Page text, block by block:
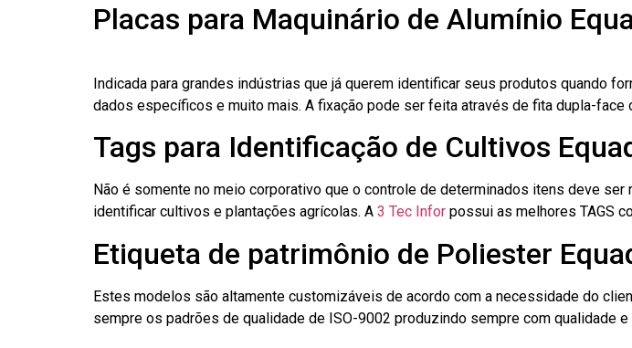
Placas para Maquinário de Alumínio
Indicada para grandes indústrias que já querem identificar seus produtos quando
dados específicos e muito mais. A fixação pode ser feita através de fita dupla-face
Tags para Identificação de Cultivos
Não é somente no meio corporativo que o controle de determinados itens deve
identificar cultivos e plantações agrícolas. A 3 Tec Infor possui as melhores TAGS
Etiqueta de patrimônio de Poliester
Estes modelos são altamente customizáveis de acordo com a necessidade do
sempre os padrões de qualidade de ISO-9002 produzindo sempre com qualidade